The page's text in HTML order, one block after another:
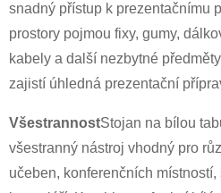
snadný přístup k prezentačnímu
prostory pojmou fixy, gumy,
kabely a další nezbytné
zajistí úhledná prezentační
VšestrannostStojan na bílou
všestranný nástroj vhodný pro
učeben, konferenčních
VYBERTE SI SVOU VLASTNÍ
Jsem
OVĚŘTE SVOU IDENTITU